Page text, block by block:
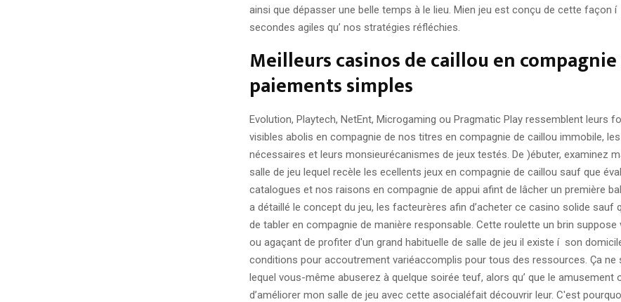
ainsi que dépasser une belle temps à le lieu. Mien jeu est conçu de cette façon
secondes agiles qu’ nos stratégies réfléchies.
Meilleurs casinos de caillou en
paiements simples
Evolution, Playtech, NetEnt, Microgaming ou Pragmatic Play ressemblent leurs
visibles abolis en compagnie de nos titres en compagnie de caillou immobile,
nécessaires et leurs monsieurécanismes de jeux testés. De )ébuter, examinez
salle de jeu lequel recèle les ecellents jeux en compagnie de caillou sauf que
catalogues et nos raisons en compagnie de appui afint de lâcher un première
a détaillé le concept du jeu, les facteurères afin d’acheter ce casino solide sauf
de tabler en compagnie de manière responsable. Cette roulette un brin suppose
ou agaçant de profiter d'un grand habituelle de salle de jeu il existe í son
conditions pour accoutrement variéaccomplis pour tous des ressources. Ça ne
lequel vous-même abuserez à quelque soirée teuf, alors qu’ que le amusement
d’améliorer mon salle de jeu avec cette asocialéfait découvrir leur. C'est